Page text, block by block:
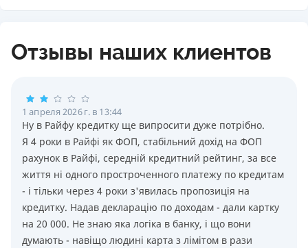
Отзывы наших клиентов
1 апреля 2026 г. в 13:44
Ну в Райфу кредитку ще випросити дуже потрiбно.
Я 4 роки в Райфi як ФОП, стабiльний дохiд на ФОП
рахунок в Райфi, середнiй кредитний рейтинг, за все
життя нi одного простроченного платежу по кредитам
- i тiльки через 4 роки з'явилась пропозицiя на
кредитку. Надав декларацiю по доходам - дали картку
на 20 000. Не знаю яка логiка в банку, i що вони
думають - навiщо людинi карта з лiмiтом в рази